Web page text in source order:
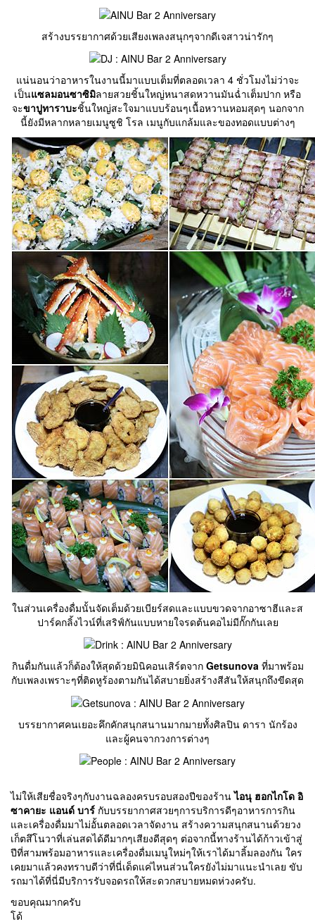
สร้างบรรยากาศด้วยเสียงเพลงสนุกๆจากดีเจสาวน่ารักๆ
แน่นอนว่าอาหารในงานนี้มาแบบเต็มที่ตลอดเวลา 4 ชั่วโมงไม่ว่าจะ
เป็นแซลมอนซาซิมิลายสวยชิ้นใหญ่หนาสดหวานมันฉ่ำเต็มปาก หรือ
จะขาปูทาราบะชิ้นใหญ่สะใจมาแบบร้อนๆเนื้อหวานหอมสุดๆ นอกจาก
นี้ยังมีหลากหลายเมนูซูชิ โรล เมนูกับแกล้มและของทอดแบบต่างๆ
ในส่วนเครื่องดื่มนั้นจัดเต็มด้วยเบียร์สดและแบบขวดจากอาซาฮีและส
ปาร์คกลิ้งไวน์ที่เสริฟ์กันแบบหายใจรดต้นคอไม่มีกั๊กกันเลย
กินดื่มกันแล้วก็ต้องให้สุดด้วยมินิคอนเสิร์ตจาก Getsunovaที่มาพร้อม
กับเพลงเพราะๆที่ติดหูร้องตามกันได้สบายยิ่งสร้างสีสันให้สนุกถึงขีดสุด
บรรยากาศคนเยอะคึกคักสนุกสนานมากมายทั้งศิลปิน ดารา นักร้อง
และผู้คนจากวงการต่างๆ
ไม่ให้เสียชื่อจริงๆกับงานฉลองครบรอบสองปีของร้านไอนุ ฮอกไกโด อิ
ซาคายะ แอนด์ บาร์ กับบรรยากาศสวยๆการบริการดีๆอาหารการกิน
และเครื่องดื่มมาไม่อั้นตลอดเวลาจัดงาน สร้างความสนุกสนานด้วยวง
เก็ตสึโนวาที่เล่นสดได้ดีมากๆเสียงดีสุดๆ ต่อจากนี้ทางร้านได้ก้าวเข้าสู่
ปีที่สามพร้อมอาหารและเครื่องดื่มเมนูใหม่ๆให้เราได้มาลิ้มลองกัน ใคร
เคยมาแล้วคงทราบดีว่าที่นี่เด็ดแค่ไหนส่วนใครยังไม่มาแนะนำเลย ขับ
รถมาได้ที่นี่มีบริการรับจอดรถให้สะดวกสบายหมดห่วงครับ.
ขอบคุณมากครับ
โด้